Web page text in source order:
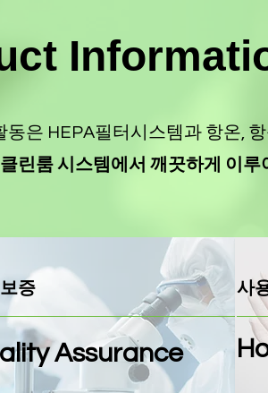
은 HEPA필터시스템과 항온,
클린룸 시스템에서 깨끗하게 이루
증
Assurance
사